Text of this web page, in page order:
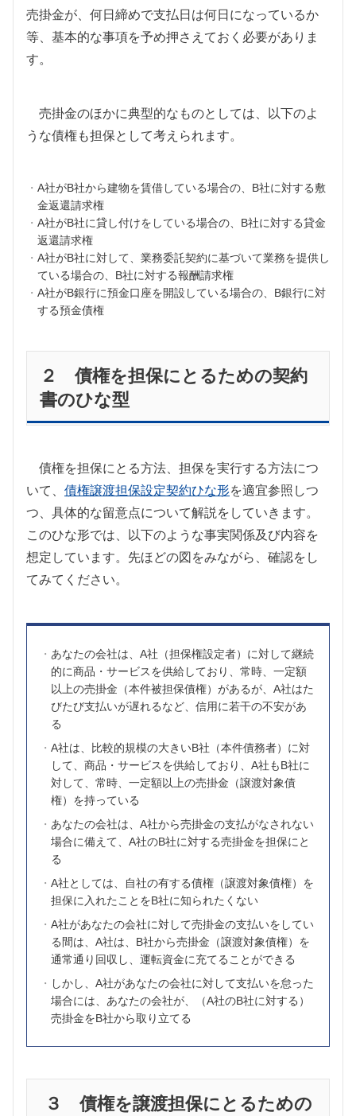
売掛金が、何日締めで支払日は何日になっているか
等、基本的な事項を予め押さえておく必要がありま
す。
売掛金のほかに典型的なものとしては、以下のよ
うな債権も担保として考えられます。
A社がB社から建物を賃借している場合の、 B社に対する敷
金返還請求権
A社がB社に貸し付けをしている場合の、 B社に対する貸金
返還請求権
A社がB社に対して、業務委託契約に基づいて業務を提供し
ている場合の、 B社に対する報酬請求権
A社がB銀行に預金口座を開設している場合の、 B銀行に対
する預金債権
２ 債権を担保にとるための契約
書のひな型
債権を担保にとる方法、担保を実行する方法につ
いて、 債権譲渡担保設定契約ひな形を適宜参照しつ
つ、具体的な留意点について解説をしていきます。
このひな形では、以下のような事実関係及び内容を
想定しています。先ほどの図をみながら、確認をし
てみてください。
あなたの会社は、 A社（担保権設定者）に対して継続
的に商品・サービスを供給しており、常時、一定額
以上の売掛金（本件被担保債権）があるが、 A社はた
びたび支払いが遅れるなど、信用に若干の不安があ
る
A社は、比較的規模の大きいB社（本件債務者）に対
して、商品・サービスを供給しており、 A社もB社に
対して、常時、一定額以上の売掛金（譲渡対象債
権）を持っている
あなたの会社は、 A社から売掛金の支払がなされない
場合に備えて、 A社のB社に対する売掛金を担保にと
る
A社としては、自社の有する債権（譲渡対象債権）を
担保に入れたことをB社に知られたくない
A社があなたの会社に対して売掛金の支払いをしてい
る間は、 A社は、 B社から売掛金（譲渡対象債権）を
通常通り回収し、運転資金に充てることができる
しかし、 A社があなたの会社に対して支払いを怠った
場合には、あなたの会社が、（A社のB社に対する）
売掛金をB社から取り立てる
３ 債権を譲渡担保にとるための